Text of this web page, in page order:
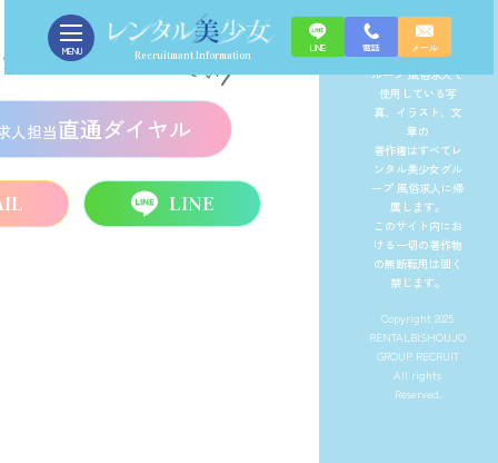
LINE 電話 メール
Recruitmant Information
MENU 09 CONTACT 面接の方法
人担当直通ダイヤル
LINE
レンタル美少女グ
ループ 風俗求人で
使用している写
真、イラスト、文
章の
著作権はすべてレ
ンタル美少女グル
ープ 風俗求人に帰
属します。
このサイト内にお
ける一切の著作物
の無断転用は固く
禁じます。
Copyright 2025
RENTALBISHOUJO
GROUP RECRUIT
All rights
Reserved.